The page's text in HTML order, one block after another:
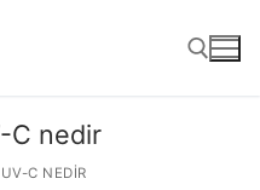
C nedir
UV-C NEDIR